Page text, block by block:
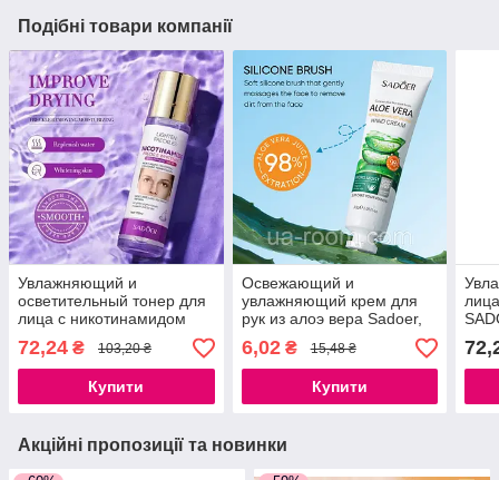
Подібні товари компанії
Увлажняющий и
осветительный тонер для
лица с никотинамидом
Sadoer, 100 мл.
72,24 ₴ 103,20 ₴
Купити
Освежающий и
увлажняющий крем для
рук из алоэ вера Sadoer,
30 г.
6,02₴ 15,48 ₴
Купити
Акційні пропозиції та новинки